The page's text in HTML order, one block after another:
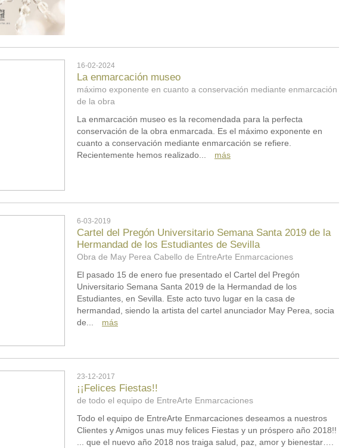
16-02-2024
La enmarcación museo
máximo exponente en cuanto a conservación mediante enmarcación
de la obra
La enmarcación museo es la recomendada para la perfecta
conservación de la obra enmarcada. Es el máximo exponente en
cuanto a conservación mediante enmarcación se refiere.
Recientemente hemos realizado...
más
6-03-2019
Cartel del Pregón Universitario Semana Santa 2019 de la
Hermandad de los Estudiantes de Sevilla
Obra de May Perea Cabello de EntreArte Enmarcaciones
El pasado 15 de enero fue presentado el Cartel del Pregón
Universitario Semana Santa 2019 de la Hermandad de los
Estudiantes, en Sevilla. Este acto tuvo lugar en la casa de
hermandad, siendo la artista del cartel anunciador May Perea, socia
de...
más
23-12-2017
¡¡Felices Fiestas!!
de todo el equipo de EntreArte Enmarcaciones
Todo el equipo de EntreArte Enmarcaciones deseamos a nuestros
Clientes y Amigos unas muy felices Fiestas y un próspero año 2018!!
... que el nuevo año 2018 nos traiga salud, paz, amor y bienestar….